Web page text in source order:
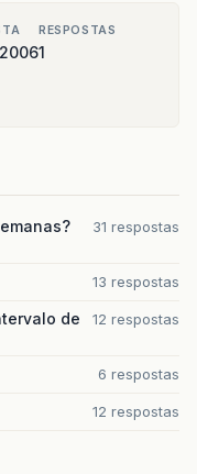
RESPOSTAS
1
31 respostas
13 respostas
de
12 respostas
6 respostas
12 respostas